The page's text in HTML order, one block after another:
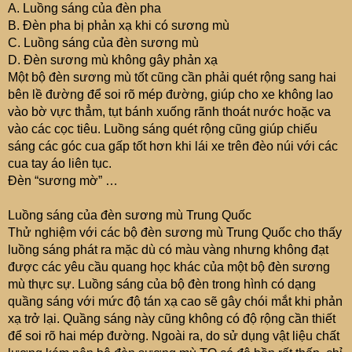
A. Luồng sáng của đèn pha
B. Đèn pha bị phản xạ khi có sương mù
C. Luồng sáng của đèn sương mù
D. Đèn sương mù không gây phản xạ
Một bộ đèn sương mù tốt cũng cần phải quét rộng sang hai
bên lề đường để soi rõ mép đường, giúp cho xe không lao
vào bờ vực thẳm, tụt bánh xuống rãnh thoát nước hoặc va
vào các cọc tiêu. Luồng sáng quét rộng cũng giúp chiếu
sáng các góc cua gấp tốt hơn khi lái xe trên đèo núi với các
cua tay áo liên tục.
Đèn “sương mờ” …
Luồng sáng của đèn sương mù Trung Quốc
Thử nghiệm với các bộ đèn sương mù Trung Quốc cho thấy
luồng sáng phát ra mặc dù có màu vàng nhưng không đạt
được các yêu cầu quang học khác của một bộ đèn sương
mù thực sự. Luồng sáng của bộ đèn trong hình có dạng
quầng sáng với mức độ tán xạ cao sẽ gây chói mắt khi phản
xạ trở lại. Quầng sáng này cũng không có độ rộng cần thiết
để soi rõ hai mép đường. Ngoài ra, do sử dụng vật liệu chất